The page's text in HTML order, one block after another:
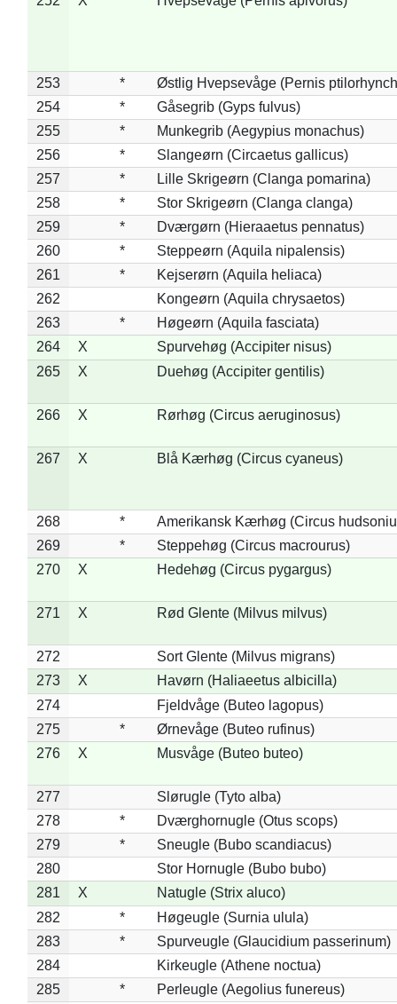
253 *
Østlig Hvepsevåge (Pernis
254
*
Gåsegrib (Gyps fulvus)
255
*
Munkegrib (Aegypius monachus)
256
*
Slangeørn (Circaetus gallicus)
257
*
Lille Skrigeørn (Clanga pomarina)
258
*
Stor Skrigeørn (Clanga clanga)
259
*
Dværgørn (Hieraaetus pennatus)
260
*
Steppeørn (Aquila nipalensis)
261
*
Kejserørn (Aquila heliaca)
262
Kongeørn (Aquila chrysaetos)
263
*
Høgeørn (Aquila fasciata)
264
X
Spurvehøg (Accipiter nisus)
265
X Duehøg (Accipiter gentilis)
266 X Rørhøg (Circus aeruginosus)
267 X Blå Kærhøg (Circus cyaneus)
268 *
Amerikansk Kærhøg (Circus
269
*
Steppehøg (Circus macrourus)
270
X Hedehøg (Circus pygargus)
271 X Rød Glente (Milvus milvus)
272
Sort Glente (Milvus migrans)
273
X
Havørn (Haliaeetus albicilla)
274
Fjeldvåge (Buteo lagopus)
275
*
Ørnevåge (Buteo rufinus)
276
X Musvåge (Buteo buteo)
277
Slørugle (Tyto alba)
278
*
Dværghornugle (Otus scops)
279
*
Sneugle (Bubo scandiacus)
280
Stor Hornugle (Bubo bubo)
281
X
Natugle (Strix aluco)
282
*
Høgeugle (Surnia ulula)
283
*
Spurveugle (Glaucidium passerinum)
284
Kirkeugle (Athene noctua)
285
*
Perleugle (Aegolius funereus)